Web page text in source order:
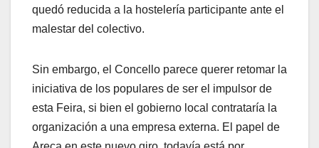
quedó reducida a la hostelería participante ante el
malestar del colectivo.
Sin embargo, el Concello parece querer retomar la
iniciativa de los populares de ser el impulsor de
esta Feira, si bien el gobierno local contrataría la
organización a una empresa externa. El papel de